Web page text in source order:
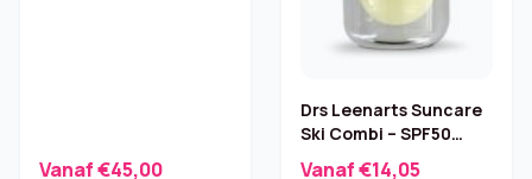
Vanaf €45,00
Drs Leenarts Suncare
Ski Combi – SPF50
20ml+Lipbalsem SPF25
Vanaf €14,05